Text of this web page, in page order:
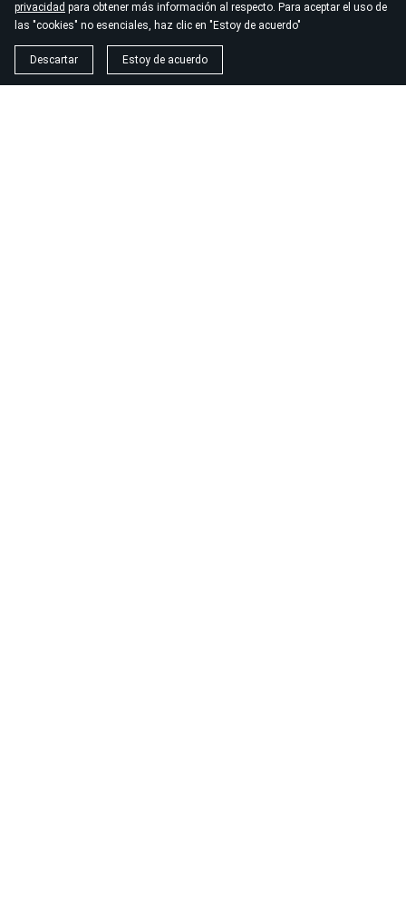
privacidad para obtener más información al respecto. Para aceptar el uso de
las "cookies" no esenciales, haz clic en "Estoy de acuerdo"
Descartar Estoy de acuerdo
© 2026 Gym Marbella